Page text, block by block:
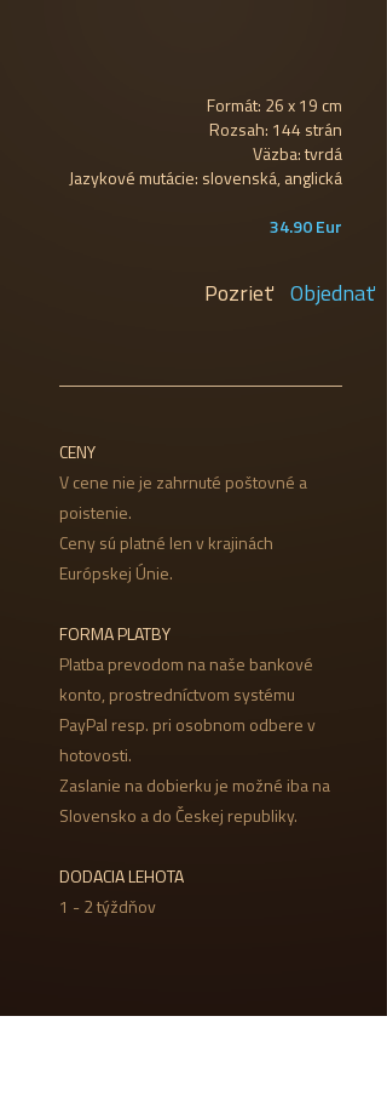
Formát: 26 x 19 cm
Rozsah: 144 strán
Väzba: tvrdá
Jazykové mutácie: slovenská, anglická
34.90 Eur
Pozrieť Objednať
CENY
V cene nie je zahrnuté poštovné a
poistenie.
Ceny sú platné len v krajinách
Európskej Únie.
FORMA PLATBY
Platba prevodom na naše bankové
konto, prostredníctvom systému
PayPal resp. pri osobnom odbere v
hotovosti.
Zaslanie na dobierku je možné iba na
Slovensko a do Českej republiky.
DODACIA LEHOTA
1 - 2 týždňov